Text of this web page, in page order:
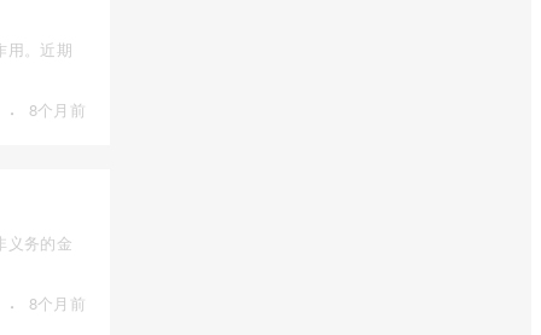
用。近期
· 8个月前
义务的金
· 8个月前